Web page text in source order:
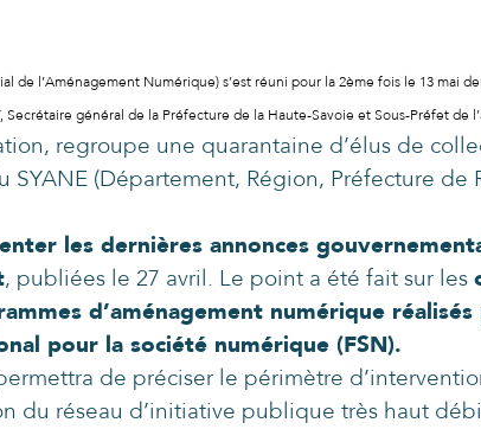
de l’Aménagement Numérique) s’est réuni pour la 2ème fois le 13 mai
Secrétaire général de la Préfecture de la Haute-Savoie et Sous-Préfet de
regroupe une quarantaine d’élus de
(Département, Région, Préfecture de
les dernières annonces
, publiées le 27 avril. Le point a été fait sur les
d’aménagement numérique
pour la société numérique (FSN).
de préciser le périmètre
du réseau d’initiative publique très haut